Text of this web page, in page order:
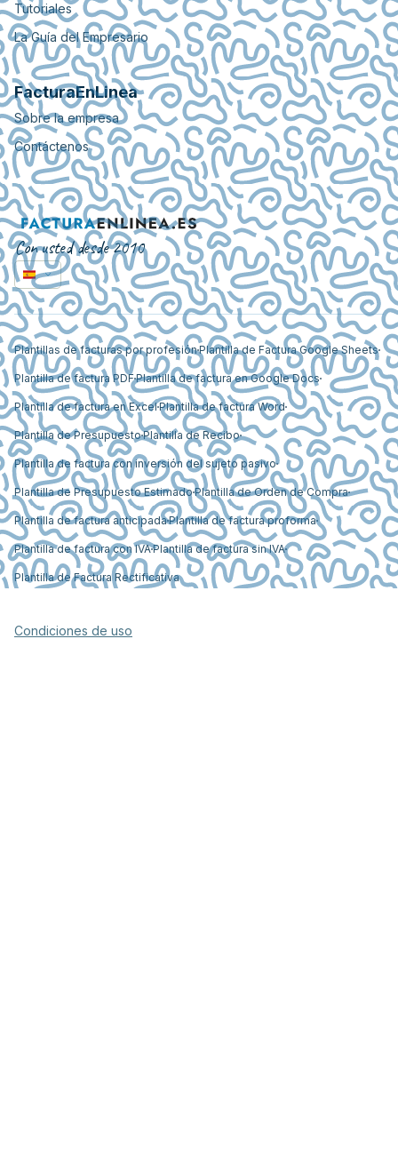
Tutoriales
La Guía del Empresario
FacturaEnLinea
Sobre la empresa
Contáctenos
Con usted desde 2010
Plantillas de facturas por profesiónPlantilla de Factura Google Sheets
Plantilla de factura PDFPlantilla de factura en Google Docs
Plantilla de factura en Excel Plantilla de factura Word
Plantilla de PresupuestoPlantilla de Recibo
Plantilla de factura con inversión del sujeto pasivo
Plantilla de Presupuesto Estimado Plantilla de Orden de Compra
Plantilla de factura anticipadaPlantilla de factura proforma
Plantilla de factura con IVAPlantilla de factura sin IVA
Plantilla de Factura Rectificativa
Condiciones de uso